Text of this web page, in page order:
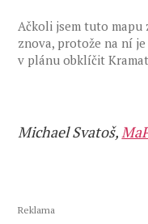
Ačkoli jsem tuto mapu
znova, protože na ní
v plánu obklíčit
Michael Svatoš,
Reklama